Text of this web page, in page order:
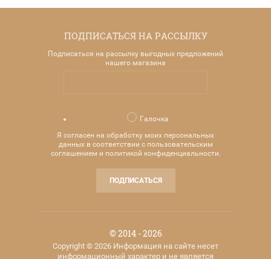
ПОДПИСАТЬСЯ НА РАССЫЛКУ
Подписаться на рассылку выгодных предложений
нашего магазина
Галочка
Я согласен на обработку моих персональных
данных в соответствии с пользовательским
соглашением и политикой конфиденциальности.
ПОДПИСАТЬСЯ
© 2014 - 2026
Copyright © 2026 Информация на сайте несет
информационный характер и не является